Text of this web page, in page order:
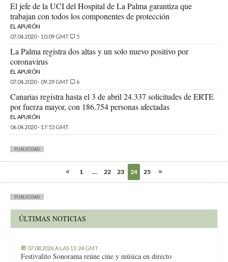
El jefe de la UCI del Hospital de La Palma garantiza que
trabajan con todos los componentes de protección
EL APURÓN
07.04.2020 - 10:09 GMT
5
La Palma registra dos altas y un solo nuevo positivo por
coronavirus
EL APURÓN
07.04.2020 - 09:29 GMT
6
Canarias registra hasta el 3 de abril 24.337 solicitudes de ERTE
por fuerza mayor, con 186.754 personas afectadas
EL APURÓN
06.04.2020 - 17:53 GMT
PUBLICIDAD
1 … 22 23 24 25
PUBLICIDAD
ÚLTIMAS NOTICIAS
07.08.2026 A LAS 11:24 GMT
Festivalito Sonorama reúne cine y música en directo